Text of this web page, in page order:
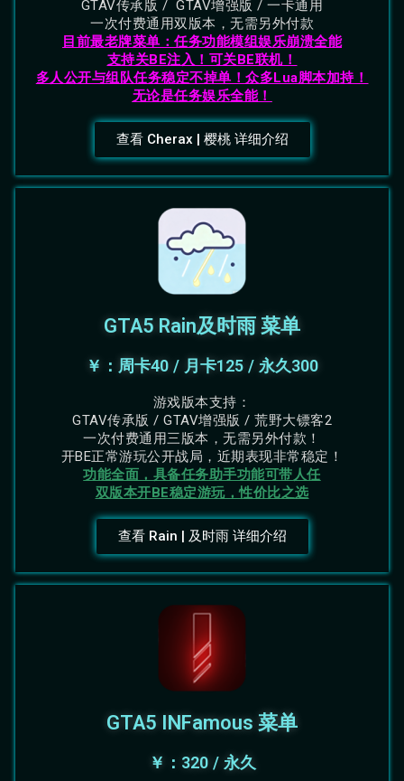
GTAV传承版 / GTAV增强版 / 一卡通用
一次付费通用双版本，无需另外付款
目前最老牌菜单：任务功能模组娱乐崩溃全能
支持关BE注入！可关BE联机！
多人公开与组队任务稳定不掉单！众多Lua脚本加持！
无论是任务娱乐全能！
查看 Cherax | 樱桃 详细介绍
GTA5 Rain及时雨 菜单
￥：周卡40 / 月卡125 / 永久300
游戏版本支持：
GTAV传承版 / GTAV增强版 / 荒野大镖客2
一次付费通用三版本，无需另外付款！
开BE正常游玩公开战局，近期表现非常稳定！
功能全面，具备任务助手功能可带人任
双版本开BE稳定游玩，性价比之选
查看 Rain | 及时雨 详细介绍
GTA5 INFamous 菜单
￥：320 / 永久